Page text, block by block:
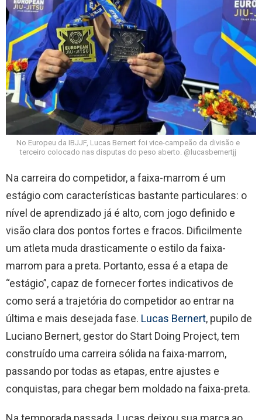
No Europeu da IBJJF, Lucas Bernert foi vice-campeão da divisão e
terceiro colocado nas disputas do peso aberto. @lucasbernertjj
Na carreira do competidor, a faixa-marrom é um
estágio com características bastante particulares: o
nível de aprendizado já é alto, com jogo definido e
visão clara dos pontos fortes e fracos. Dificilmente
um atleta muda drasticamente o estilo da faixa-
marrom para a preta. Portanto, essa é a etapa de
“estágio”, capaz de fornecer fortes indicativos de
como será a trajetória do competidor ao entrar na
última e mais desejada fase. Lucas Bernert, pupilo de
Luciano Bernert, gestor do Start Doing Project, tem
construído uma carreira sólida na faixa-marrom,
passando por todas as etapas, entre ajustes e
conquistas, para chegar bem moldado na faixa-preta.